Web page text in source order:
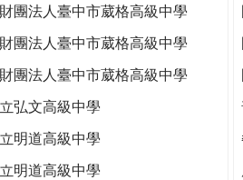
團法人臺中市葳格高級中學
團法人臺中市葳格高級中學
團法人臺中市葳格高級中學
弘文高級中學
明道高級中學
明道高級中學